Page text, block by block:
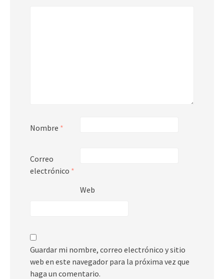
Nombre *
Correo
electrónico *
Web
Guardar mi nombre, correo electrónico y sitio
web en este navegador para la próxima vez que
haga un comentario.